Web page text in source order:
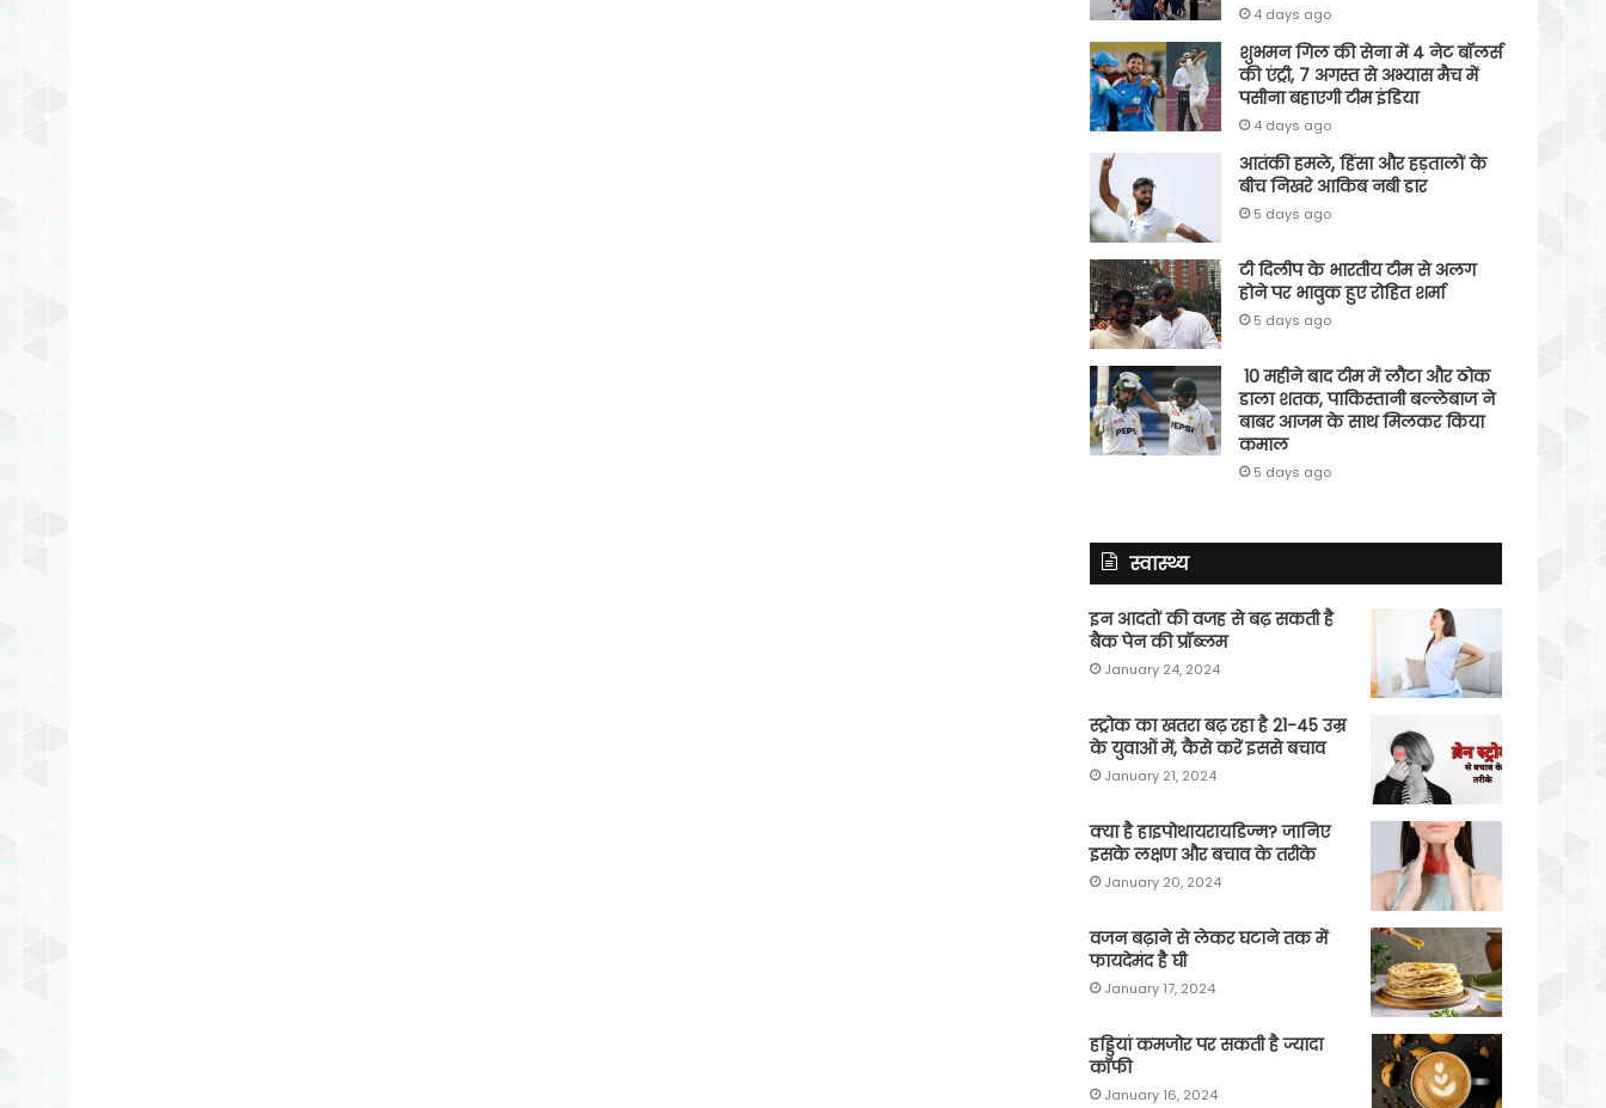
4 days ago
शुभमन गिल की सेना में 4 नेट बॉलर्स
की एंट्री, 7 अगस्त से अभ्यास मैच में
पसीना बहाएगी टीम इंडिया
4 days ago
आतंकी हमले, हिंसा और हड़तालों के
बीच निखरे आकिब नबी डार
5 days ago
टी दिलीप के भारतीय टीम से अलग
होने पर भावुक हुए रोहित शर्मा
5 days ago
10 महीने बाद टीम में लौटा और ठोक
डाला शतक, पाकिस्तानी बल्लेबाज ने
बाबर आजम के साथ मिलकर किया
कमाल
5 days ago
स्वास्थ्य
इन आदतों की वजह से बढ़ सकती है
बैक पेन की प्रॉब्लम
January 24, 2024
स्ट्रोक का खतरा बढ़ रहा है 21-45 उम्र
के युवाओं में, कैसे करें इससे बचाव
January 21, 2024
क्या है हाइपोथायरायडिज्म? जानिए
इसके लक्षण और बचाव के तरीके
January 20, 2024
वजन बढ़ाने से लेकर घटाने तक में
फायदेमंद है घी
January 17, 2024
हड्डियां कमजोर पर सकती है ज्यादा
कॉफी
January 16, 2024